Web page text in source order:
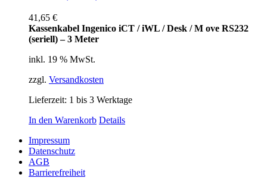
41,65 €
Kassenkabel Ingenico iCT / iWL / Desk / M ove RS232
(seriell) – 3 Meter
inkl. 19 % MwSt.
zzgl. Versandkosten
Lieferzeit: 1 bis 3 Werktage
In den Warenkorb Details
Impressum
Datenschutz
AGB
Barrierefreiheit